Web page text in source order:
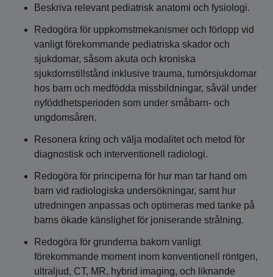
Beskriva relevant pediatrisk anatomi och fysiologi.
Redogöra för uppkomstmekanismer och förlopp vid
vanligt förekommande pediatriska skador och
sjukdomar, såsom akuta och kroniska
sjukdomstillstånd inklusive trauma, tumörsjukdomar
hos barn och medfödda missbildningar, såväl under
nyföddhetsperioden som under småbarn- och
ungdomsåren.
Resonera kring och välja modalitet och metod för
diagnostisk och interventionell radiologi.
Redogöra för principerna för hur man tar hand om
barn vid radiologiska undersökningar, samt hur
utredningen anpassas och optimeras med tanke på
barns ökade känslighet för joniserande strålning.
Redogöra för grunderna bakom vanligt
förekommande moment inom konventionell röntgen,
ultraljud, CT, MR, hybrid imaging, och liknande